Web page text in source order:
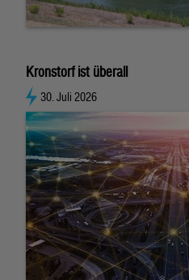
Kronstorf ist überall
30. Juli 2026